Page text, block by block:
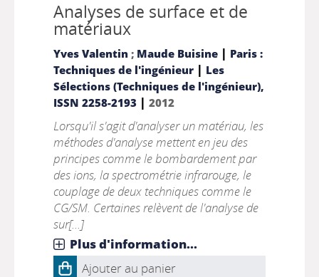
Analyses de surface et de
matériaux
Yves Valentin ; Maude Buisine | Paris :
Techniques de l'ingénieur| Les
Sélections (Techniques de l'ingénieur),
ISSN 2258-2193| 2012
Lorsqu'il s'agit d'analyser un matériau, les
méthodes d'analyse mettent en jeu des
principes comme le bombardement par
des ions, la spectrométrie infrarouge, le
couplage de deux techniques comme le
CG/SM. Certaines relèvent de l'analyse de
sur[...]
Plus d'information...
Ajouter au panier